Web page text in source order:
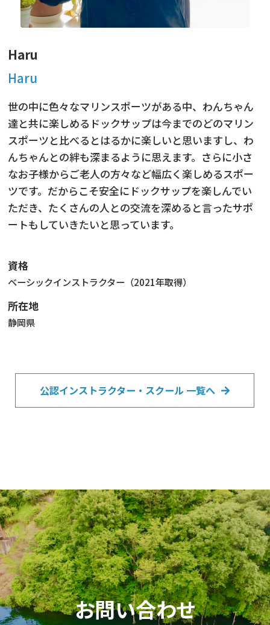
Haru
Haru
世の中に色々なマリンスポーツがある中、わんちゃん
達と共に楽しめるドックサップは今までのどのマリン
スポーツと比べるとはるかに楽しいと思いますし、わ
んちゃんとの絆も深まるように思えます。さらに小さ
なお子様からご老人の方々など幅広く楽しめるスポー
ツです。だからこそ安全にドックサップを楽しんでい
ただき、たくさんの人との交流を深めると言ったサポ
ートもしていきたいと思っています。
資格
ベーシックインストラクター（2021年取得）
所在地
静岡県
公認インストラクター・スクール 一覧へ
お問い合わせ